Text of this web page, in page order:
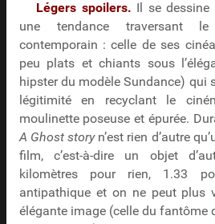
Légers spoilers. Il se
une tendance traversant le
contemporain : celle de ses
peu plats et chiants sous
hipster du modèle Sundance) qui
légitimité en recyclant le
moulinette poseuse et épurée.
A Ghost storyn’est rien d’autre
film, c’est-à-dire un objet
kilomètres pour rien, 1.33
antipathique et on ne peut plus
élégante image (celle du fantôme